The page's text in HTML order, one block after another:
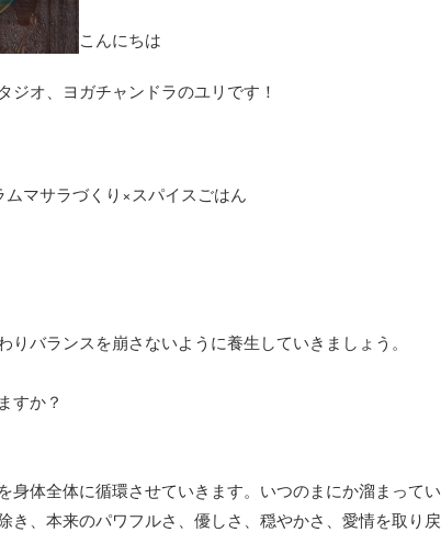
こんにちは
オ、ヨガチャンドラのユリです！
マサラづくり×スパイスごはん
バランスを崩さないように養生していきましょう。
すか？
身体全体に循環させていきます。いつのまにか溜まってい
き、本来のパワフルさ、優しさ、穏やかさ、愛情を取り戻